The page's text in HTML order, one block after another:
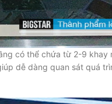
có thể chứa từ 2-9 khay
dễ dàng quan sát quá